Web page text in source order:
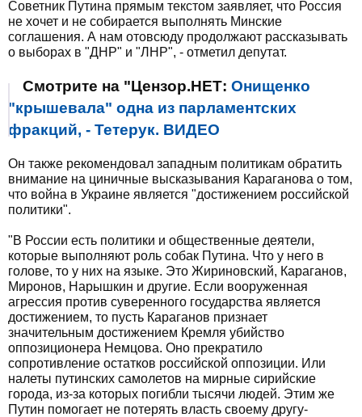
Советник Путина прямым текстом заявляет, что Россия
не хочет и не собирается выполнять Минские
соглашения. А нам отовсюду продолжают рассказывать
о выборах в "ДНР" и "ЛНР", - отметил депутат.
Смотрите на "Цензор.НЕТ: Онищенко
"крышевала" одна из парламентских
фракций, - Тетерук. ВИДЕО
Он также рекомендовал западным политикам обратить
внимание на циничные высказывания Караганова о том,
что война в Украине является "достижением российской
политики".
"В России есть политики и общественные деятели,
которые выполняют роль собак Путина. Что у него в
голове, то у них на языке. Это Жириновский, Караганов,
Миронов, Нарышкин и другие. Если вооруженная
агрессия против суверенного государства является
достижением, то пусть Караганов признает
значительным достижением Кремля убийство
оппозиционера Немцова. Оно прекратило
сопротивление остатков российской оппозиции. Или
налеты путинских самолетов на мирные сирийские
города, из-за которых погибли тысячи людей. Этим же
Путин помогает не потерять власть своему другу-